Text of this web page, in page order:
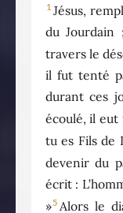
1 Jésus,
du Jourdain
travers le
il fut tenté
durant ces
écoulé, il eut
tu es Fils de
devenir du
écrit :
»5 Alors le